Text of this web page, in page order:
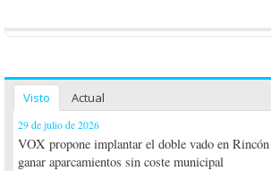
Visto Actual
29 de julio de 2026
VOX propone implantar el doble vado en
ganar aparcamientos sin coste municipal